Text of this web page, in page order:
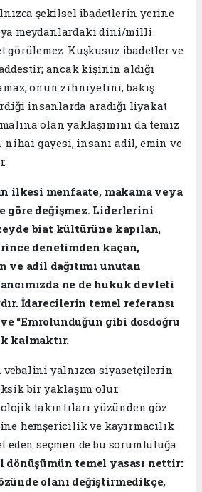
şekilsel ibadetlerin yerine
meydanlardaki dini/milli
görülemez. Kuşkusuz ibadetler ve
ancak kişinin aldığı
onun zihniyetini, bakış
insanlarda aradığı liyakat
olan yaklaşımını da temiz
nihai gayesi, insanı adil, emin ve
ilkesi menfaate, makama veya
göre değişmez. Liderlerini
biat kültürüne kapılan,
denetimden kaçan,
ve adil dağıtımı unutan
ne de hukuk devleti
İdarecilerin temel referansı
“Emrolunduğun gibi dosdoğru
kalmaktır.
vebalini yalnızca siyasetçilerin
bir yaklaşım olur.
takıntıları yüzünden göz
hemşericilik ve kayırmacılık
seçmen de bu sorumluluğa
dönüşümün temel yasası nettir:
olanı değiştirmedikçe,